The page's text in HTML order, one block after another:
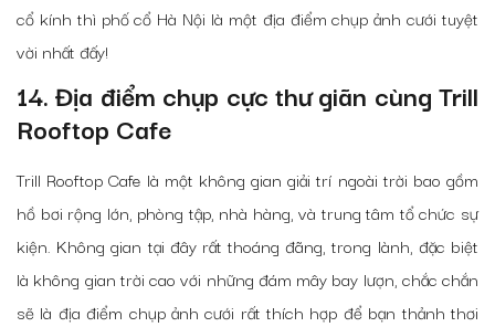
cổ kính thì phố cổ Hà Nội là một địa điểm chụp ảnh cưới tuyệt
vời nhất đấy!
14. Địa điểm chụp cực thư giãn cùng Trill
Rooftop Cafe
Trill Rooftop Cafe là một không gian giải trí ngoài trời bao gồm
hồ bơi rộng lớn, phòng tập, nhà hàng, và trung tâm tổ chức sự
kiện. Không gian tại đây rất thoáng đãng, trong lành, đặc biệt
là không gian trời cao với những đám mây bay lượn, chắc chắn
sẽ là địa điểm chụp ảnh cưới rất thích hợp để bạn thảnh thơi